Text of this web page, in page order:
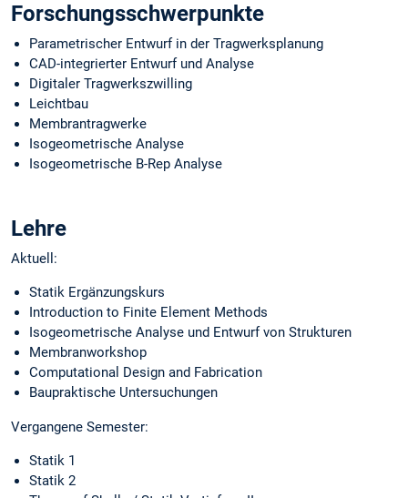
Forschungsschwerpunkte
Parametrischer Entwurf in der Tragwerksplanung
CAD-integrierter Entwurf und Analyse
Digitaler Tragwerkszwilling
Leichtbau
Membrantragwerke
Isogeometrische Analyse
Isogeometrische B-Rep Analyse
Lehre
Aktuell:
Statik Ergänzungskurs
Introduction to Finite Element Methods
Isogeometrische Analyse und Entwurf von Strukturen
Membranworkshop
Computational Design and Fabrication
Baupraktische Untersuchungen
Vergangene Semester:
Statik 1
Statik 2